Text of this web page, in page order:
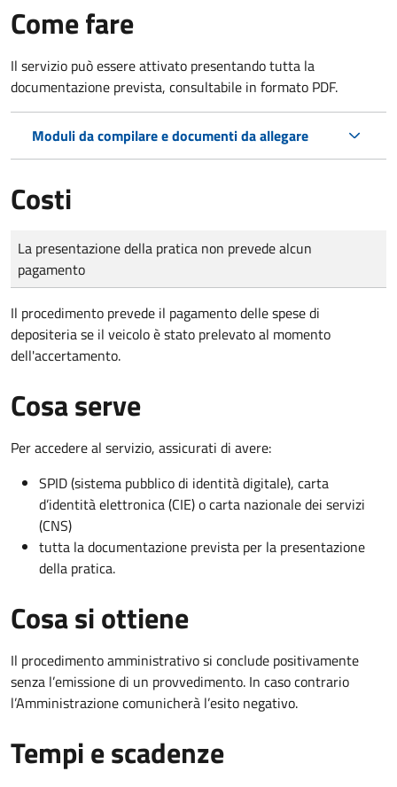
Come fare
Il servizio può essere attivato presentando tutta la
documentazione prevista, consultabile in formato PDF.
Moduli da compilare e documenti da allegare
Costi
Tipo di pagamento
Importo
La presentazione della pratica non prevede alcun
pagamento
Il procedimento prevede il pagamento delle spese di
depositeria se il veicolo è stato prelevato al momento
dell'accertamento.
Cosa serve
Per accedere al servizio, assicurati di avere:
SPID (sistema pubblico di identità digitale), carta
d’identità elettronica (CIE) o carta nazionale dei servizi
(CNS)
tutta la documentazione prevista per la presentazione
della pratica.
Cosa si ottiene
Il procedimento amministrativo si conclude positivamente
senza l’emissione di un provvedimento. In caso contrario
l’Amministrazione comunicherà l’esito negativo.
Tempi e scadenze